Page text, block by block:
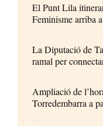
El Punt Lila
Feminisme arriba
La Diputació de
ramal per
Ampliació de
Torredembarra a